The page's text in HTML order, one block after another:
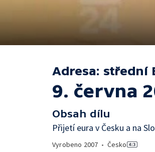
Adresa: střední
9. června
Obsah dílu
Přijetí eura v Česku a na
Vyrobeno 2007 • Česko